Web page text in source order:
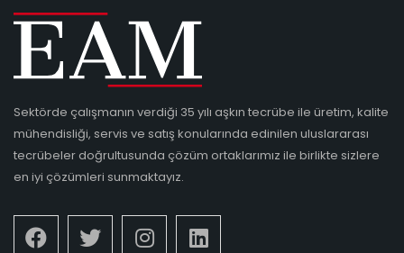
Sektörde çalışmanın verdiği 35 yılı aşkın tecrübe ile üretim, kalite
mühendisliği, servis ve satış konularında edinilen uluslararası
tecrübeler doğrultusunda çözüm ortaklarımız ile birlikte sizlere
en iyi çözümleri sunmaktayız.